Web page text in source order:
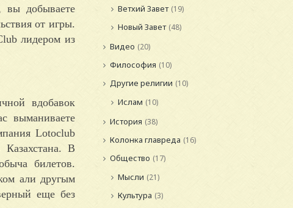
вы добываете
от игры.
лидером из
вдобавок
выманиваете
Lotoclub
В
билетов.
али другым
еще без
Ветхий Завет (19)
Новый Завет (48)
Видео (20)
Философия (10)
Другие религии (10)
Ислам (10)
История (38)
Колонка главреда (16)
Общество (17)
Мысли (21)
Культура (3)